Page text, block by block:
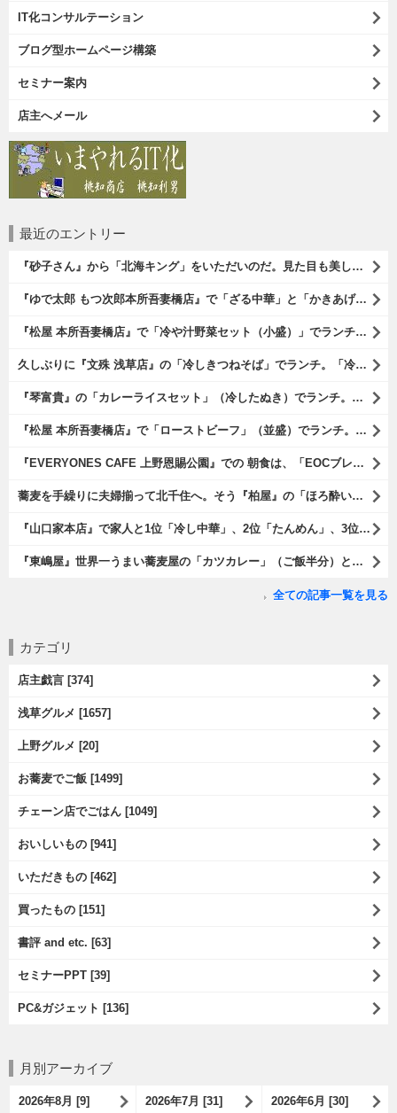
IT化コンサルテーション
ブログ型ホームページ構築
セミナー案内
店主へメール
最近のエントリー
『砂子さん』から「北海キング」をいただいのだ。見た目も美しいオレンジ色の果肉。 その果肉にスプーンを入れるとしっかりとした果実が丸々とすくえるのである。 一口食べれば、それはそれはうまいに決まっているのである（笑）。（砂子さんからの贈与：ないえメロン生産組合：JA新すながわ：空知郡奈井江町）
『ゆで太郎 もつ次郎本所吾妻橋店』で「ざる中華」と「かきあげ」を食べた。これを「かきあげざる中華」と呼んでいいのだろうか。まあ、呼び方はどうあれ、勿論、うまいのだからいいのだよ（笑）。（ゆで太郎 もつ次郎本所吾妻橋店：墨田区吾妻橋3丁目）
『松屋 本所吾妻橋店』で「冷や汁野菜セット（小盛）」でランチ。「冷や汁」はご飯の上に全部掛けてやるのだよ。 後はぐちゃぐちゃにして『噛むという行為は殆ど無く、ズスーッと飲み込むように食べるのである』な。 勿論、うまかったのだよ（笑）。（松屋 本所吾妻橋店：墨田区吾妻橋三）
久しぶりに『文殊 浅草店』の「冷しきつねそば」でランチ。「冷しきつめそば」のうまさは甘さである。 あたしは思い出していたのだ。この甘さのせいで「きつねそば」を敬遠していたのか、と。 でも、うまかったのだよ（笑）。（文殊 浅草店：浅草一丁目：浅草地下街）
『琴富貴』の「カレーライスセット」（冷したぬき）でランチ。所謂「蕎麦屋のカレー」と『琴富貴』の夏の定番「冷したぬき」である。勿論、これはダブルでうまいのだよ（笑）。（琴富貴：墨田区吾妻橋1）
『松屋 本所吾妻橋店』で「ローストビーフ」（並盛）でランチ。「ローストビーフ」は2つのソースが掛かっている。オリジナルソースとレフォールソースだ。 はたしていかなるものなのかと期待しながら待てば、それは確りとうまかったのだよ（笑）。（松屋 本所吾妻橋店：墨田区吾妻橋三）
『EVERYONES CAFE 上野恩賜公園』での 朝食は、「EOCブレックファーストプレート」とセットで「アイスカフェラテ」をもらい、それから家人が「東京たまごを使ったパンケーキ キャラメルナッツ（2枚）」を頼んでみた。どれもがハイカラにうまいのだよ（笑）。（EVERYONES CAFE 上野恩賜公園：上野公園）
蕎麦を手繰りに夫婦揃って北千住へ。そう『柏屋』の「ほろ酔いセット」で一杯やったのだよ。ここは二駅離れた場所だけど、あたしの『街的』のようにくつろげる処だ。勿論、うまかったのだよ（笑）。（きそば 柏屋：足立区千住）
『山口家本店』で家人と1位「冷し中華」、2位「たんめん」、3位「かき氷」の順番通りのオーダーでランチ。なんの変哲もないものがうまいのは、当たり前だのクラッカーなのだと云爾（笑）。（山口家本店：千束通り商店街：浅草五丁目）
『東嶋屋』世界一うまい蕎麦屋の「カツカレー」（ご飯半分）と「おしんこ盛り合わせ」と「ビ―ル」でランチ。もう、ほんとうまいのだから、みんな食べてみてね、と云爾（笑）。（東嶋屋：竜泉一丁目）
全ての記事一覧を見る
カテゴリ
店主戯言 [374]
浅草グルメ [1657]
上野グルメ [20]
お蕎麦でご飯 [1499]
チェーン店でごはん [1049]
おいしいもの [941]
いただきもの [462]
買ったもの [151]
書評 and etc. [63]
セミナーPPT [39]
PC&ガジェット [136]
月別アーカイブ
2026年8月 [9] 2026年7月 [31] 2026年6月 [30]